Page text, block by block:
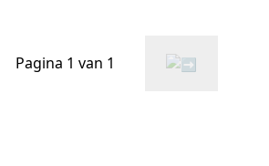
Pagina 1 van 1